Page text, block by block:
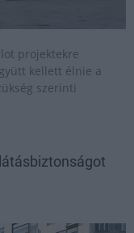
projektekre
kellett élnie a
szerinti